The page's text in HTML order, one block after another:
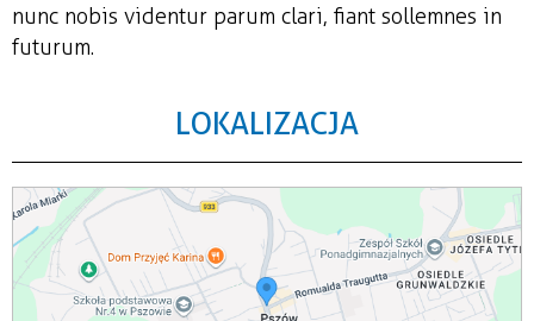
nunc nobis videntur parum clari, fiant sollemnes in
futurum.
LOKALIZACJA